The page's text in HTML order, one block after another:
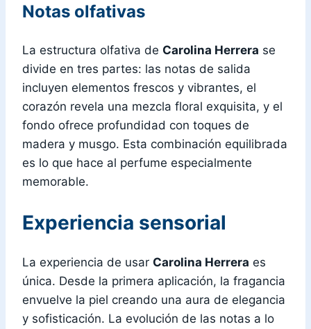
Notas olfativas
La estructura olfativa de Carolina Herrera se
divide en tres partes: las notas de salida
incluyen elementos frescos y vibrantes, el
corazón revela una mezcla floral exquisita, y el
fondo ofrece profundidad con toques de
madera y musgo. Esta combinación equilibrada
es lo que hace al perfume especialmente
memorable.
Experiencia sensorial
La experiencia de usar Carolina Herrera es
única. Desde la primera aplicación, la fragancia
envuelve la piel creando una aura de elegancia
y sofisticación. La evolución de las notas a lo